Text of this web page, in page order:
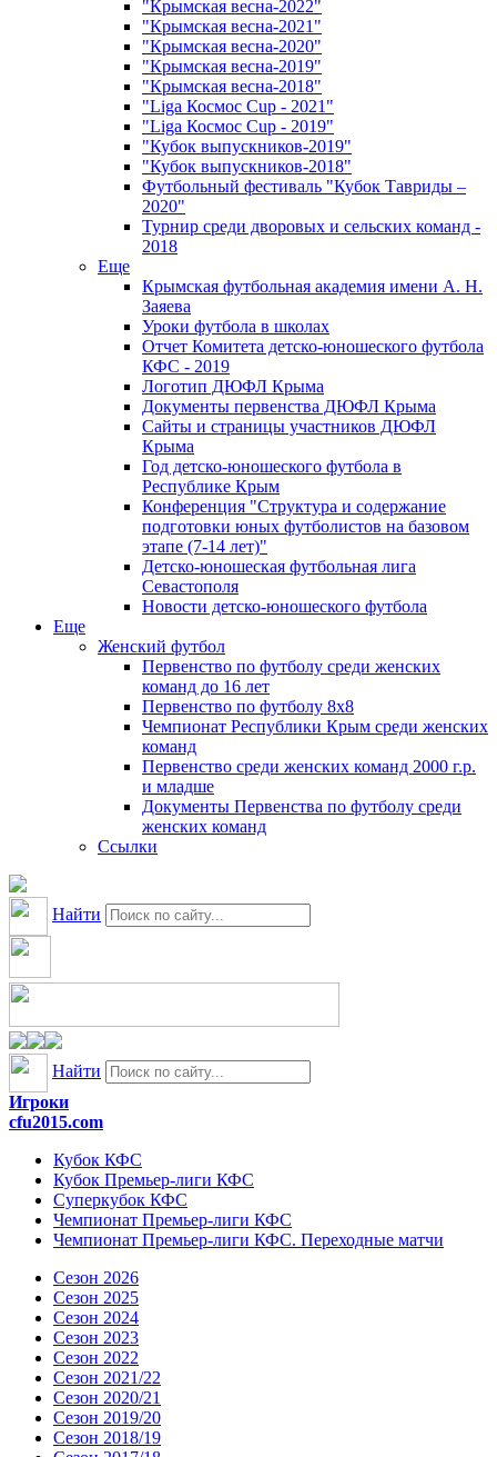
"Крымская весна-2022"
"Крымская весна-2021"
"Крымская весна-2020"
"Крымская весна-2019"
"Крымская весна-2018"
"Liga Космос Cup - 2021"
"Liga Космос Cup - 2019"
"Кубок выпускников-2019"
"Кубок выпускников-2018"
Футбольный фестиваль "Кубок Тавриды –
2020"
Турнир среди дворовых и сельских команд -
2018
Еще
Крымская футбольная академия имени А. Н.
Заяева
Уроки футбола в школах
Отчет Комитета детско-юношеского футбола
КФС - 2019
Логотип ДЮФЛ Крыма
Документы первенства ДЮФЛ Крыма
Сайты и страницы участников ДЮФЛ
Крыма
Год детско-юношеского футбола в
Республике Крым
Конференция "Структура и содержание
подготовки юных футболистов на базовом
этапе (7-14 лет)"
Детско-юношеская футбольная лига
Севастополя
Новости детско-юношеского футбола
Еще
Женский футбол
Первенство по футболу среди женских
команд до 16 лет
Первенство по футболу 8х8
Чемпионат Республики Крым среди женских
команд
Первенство среди женских команд 2000 г.р.
и младше
Документы Первенства по футболу среди
женских команд
Ссылки
Найти
Найти
Игроки
cfu2015.com
Кубок КФС
Кубок Премьер-лиги КФС
Суперкубок КФС
Чемпионат Премьер-лиги КФС
Чемпионат Премьер-лиги КФС. Переходные матчи
Сезон 2026
Сезон 2025
Сезон 2024
Сезон 2023
Сезон 2022
Сезон 2021/22
Сезон 2020/21
Сезон 2019/20
Сезон 2018/19